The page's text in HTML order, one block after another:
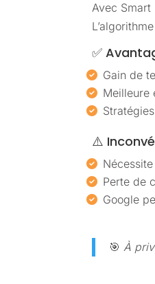
Avec
✅
Gain de
Meilleure
⚠️
Nécessite
Perte de
Google
🎯À